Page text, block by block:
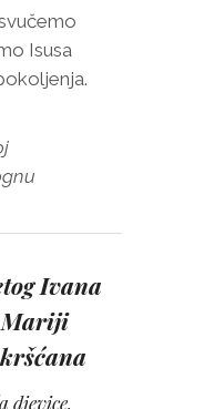
Isusa
Ivana
Mariji
djevice,